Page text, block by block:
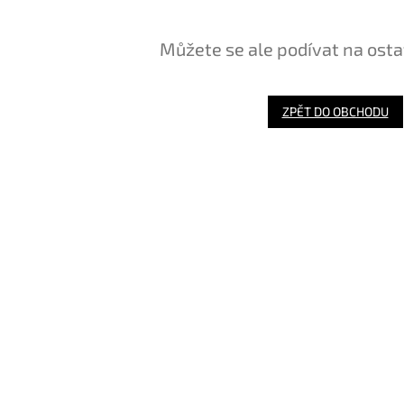
Můžete se ale podívat na
ZPĚT DO OBCHODU